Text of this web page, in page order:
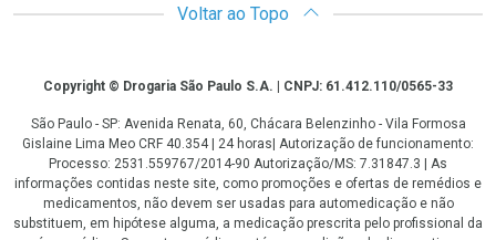
Voltar ao Topo
CopyrightCopyright © Drogaria São Paulo S.A. | CNPJ: 61.412.110/0565-33
São Paulo - SP: Avenida Renata, 60, Chácara Belenzinho - Vila Formosa
Gislaine Lima Meo CRF 40.354 | 24 horas| Autorização de funcionamento:
Processo: 2531.559767/2014-90 Autorização/MS: 7.31847.3 | As
informações contidas neste site, como promoções e ofertas de remédios e
medicamentos, não devem ser usadas para automedicação e não
substituem, em hipótese alguma, a medicação prescrita pelo profissional da